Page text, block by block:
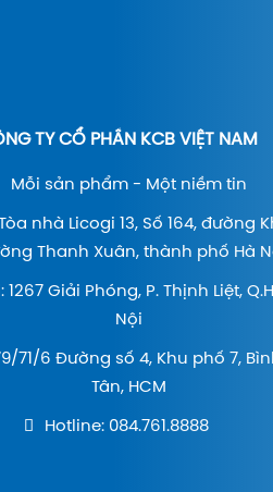
TY CỔ PHẦN KCB VIỆT NAM
Mỗi sản phẩm - Một niềm tin
nhà Licogi 13, Số 164, đường
Thanh Xuân, thành phố Hà
Giải Phóng, P. Thịnh Liệt,
Nội
71/6 Đường số 4, Khu phố 7,
Tân, HCM
Hotline: 084.761.8888